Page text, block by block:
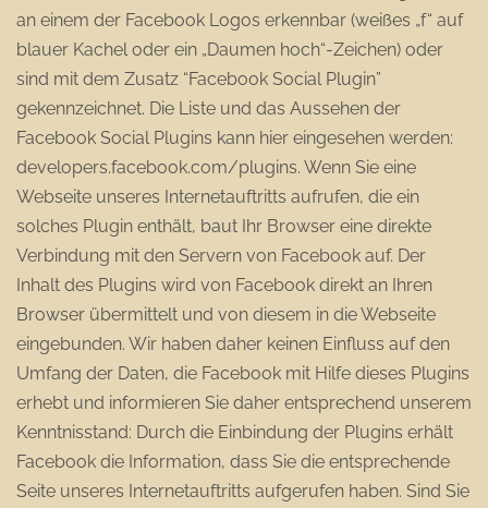
an einem der Facebook Logos erkennbar (weißes „f“ auf
blauer Kachel oder ein „Daumen hoch“-Zeichen) oder
sind mit dem Zusatz “Facebook Social Plugin”
gekennzeichnet. Die Liste und das Aussehen der
Facebook Social Plugins kann hier eingesehen werden:
developers.facebook.com/plugins. Wenn Sie eine
Webseite unseres Internetauftritts aufrufen, die ein
solches Plugin enthält, baut Ihr Browser eine direkte
Verbindung mit den Servern von Facebook auf. Der
Inhalt des Plugins wird von Facebook direkt an Ihren
Browser übermittelt und von diesem in die Webseite
eingebunden. Wir haben daher keinen Einfluss auf den
Umfang der Daten, die Facebook mit Hilfe dieses Plugins
erhebt und informieren Sie daher entsprechend unserem
Kenntnisstand: Durch die Einbindung der Plugins erhält
Facebook die Information, dass Sie die entsprechende
Seite unseres Internetauftritts aufgerufen haben. Sind Sie